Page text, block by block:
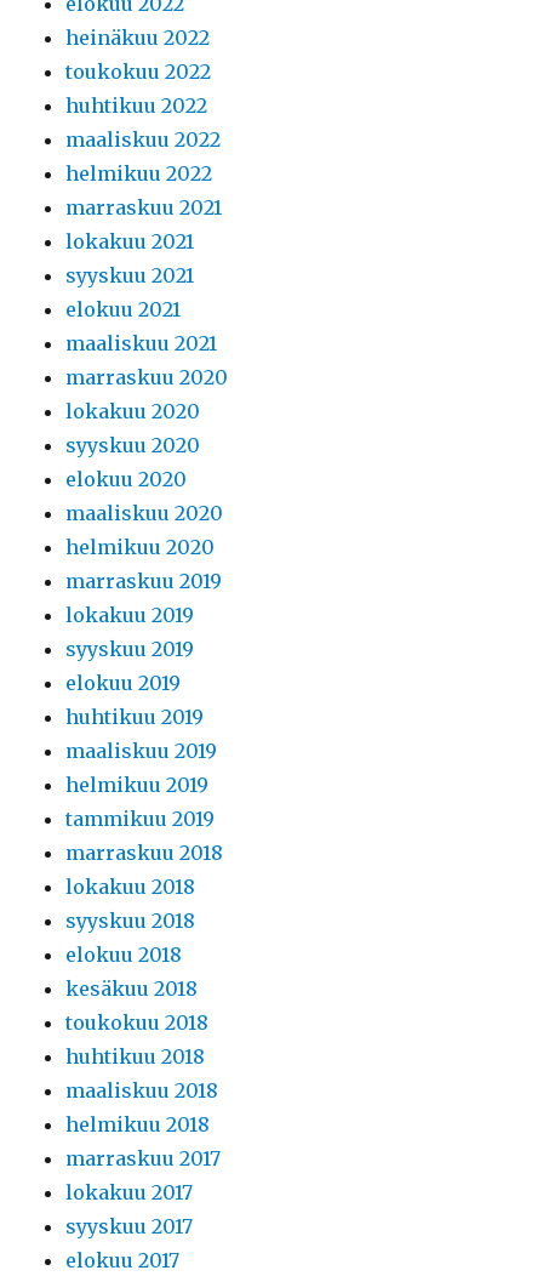
heinäkuu 2022
toukokuu 2022
huhtikuu 2022
maaliskuu 2022
helmikuu 2022
marraskuu 2021
lokakuu 2021
syyskuu 2021
elokuu 2021
maaliskuu 2021
marraskuu 2020
lokakuu 2020
syyskuu 2020
elokuu 2020
maaliskuu 2020
helmikuu 2020
marraskuu 2019
lokakuu 2019
syyskuu 2019
elokuu 2019
huhtikuu 2019
maaliskuu 2019
helmikuu 2019
tammikuu 2019
marraskuu 2018
lokakuu 2018
syyskuu 2018
elokuu 2018
kesäkuu 2018
toukokuu 2018
huhtikuu 2018
maaliskuu 2018
helmikuu 2018
marraskuu 2017
lokakuu 2017
syyskuu 2017
elokuu 2017